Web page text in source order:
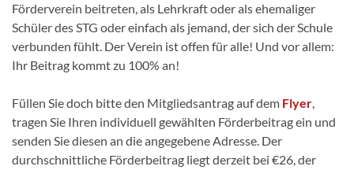
Förderverein beitreten, als Lehrkraft oder als ehemaliger
Schüler des STG oder einfach als jemand, der sich der Schule
verbunden fühlt. Der Verein ist offen für alle! Und vor allem:
Ihr Beitrag kommt zu 100% an!
Füllen Sie doch bitte den Mitgliedsantrag auf dem Flyer,
tragen Sie Ihren individuell gewählten Förderbeitrag ein und
senden Sie diesen an die angegebene Adresse. Der
durchschnittliche Förderbeitrag liegt derzeit bei €26, der